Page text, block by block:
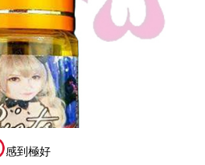
感到極好